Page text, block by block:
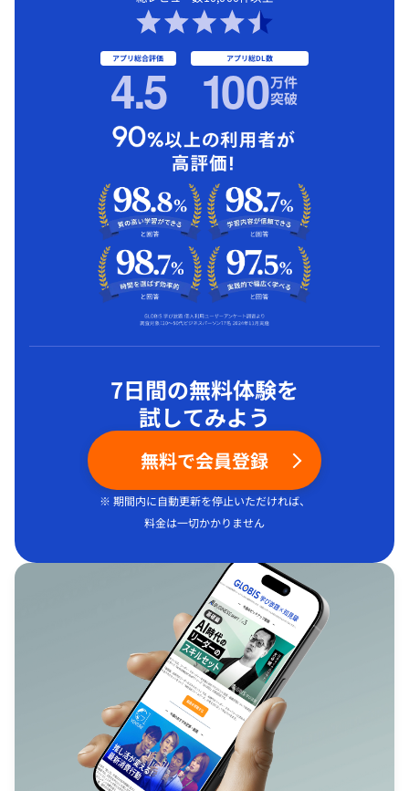
アプリ総合評価
4.5 アプリ総DL数
100万件
突破
7日間の無料体験を
試してみよう
無料で会員登録
※ 期間内に自動更新を停止いただければ、
料金は一切かかりません